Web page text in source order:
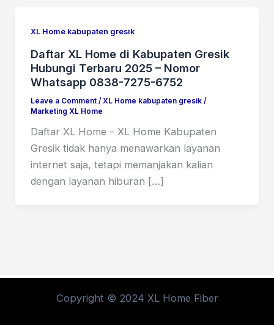
XL Home kabupaten gresik
Daftar XL Home di Kabupaten Gresik
Hubungi Terbaru 2025 – Nomor
Whatsapp 0838-7275-6752
Leave a Comment / XL Home kabupaten gresik/
Marketing XL Home
Daftar XL Home – XL Home Kabupaten
Gresik tidak hanya menawarkan layanan
internet saja, tetapi memanjakan kalian
dengan layanan hiburan […]
Copyright © 2024 XL Home Fiber